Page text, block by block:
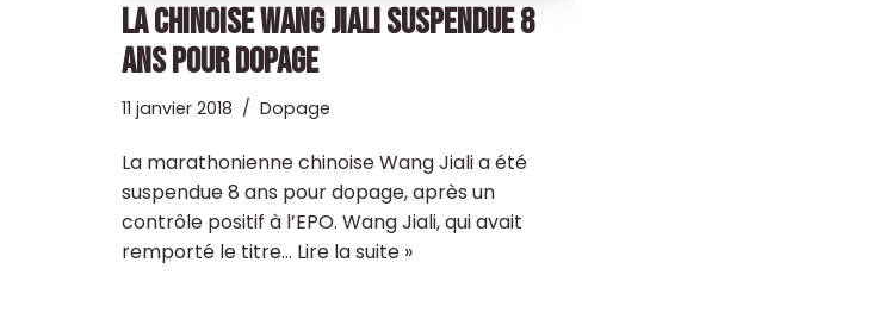
LA CHINOISE WANG JIALI SUSPENDUE 8
ANS POUR DOPAGE
11 janvier 2018 Dopage
La marathonienne chinoise Wang Jiali a été
suspendue 8 ans pour dopage, après un
contrôle positif à l’EPO. Wang Jiali, qui avait
remporté le titre… Lire la suite »